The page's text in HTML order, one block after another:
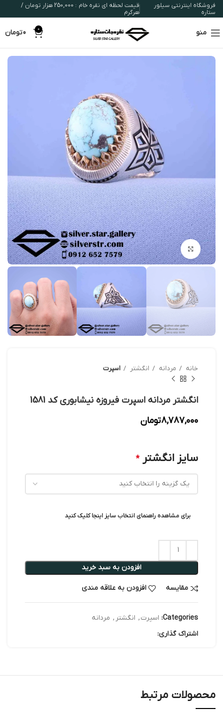
فروشگاه اینترنتی سیلور
ستاره
قیمت لحظه ای نقره خام : 250,000 هزار تومان /
هرگرم
منو 0
0تومان
بزرگنمایی تصویر
خانه مردانه انگشتر اسپرت
انگشتر مردانه اسپرت فیروزه نیشابوری کد 1581
8,787,000تومان
سایز انگشتر*
برای مشاهده راهنمای انتخاب سایز اینجا کلیک کنید
افزودن به سبد خرید
مقایسه افزودن به علاقه مندی
Categories: اسپرت, انگشتر , مردانه
اشتراک گذاری:
محصولات مرتبط